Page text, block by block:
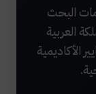
البحث
العربية
الأكاديمية